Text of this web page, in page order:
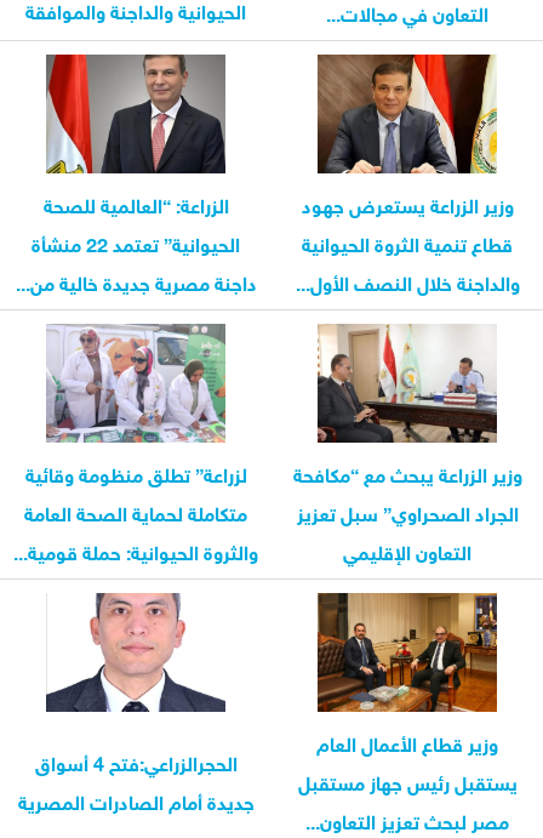
التعاون في مجالات...
الحيوانية والداجنة والموافقة
على ...
وزير الزراعة يستعرض جهود
قطاع تنمية الثروة الحيوانية
والداجنة خلال النصف الأول...
الزراعة: “العالمية للصحة
الحيوانية” تعتمد 22 منشأة
داجنة مصرية جديدة خالية من...
وزير الزراعة يبحث مع “مكافحة
الجراد الصحراوي” سبل تعزيز
التعاون الإقليمي
لزراعة” تطلق منظومة وقائية
متكاملة لحماية الصحة العامة
والثروة الحيوانية: حملة قومية...
وزير قطاع الأعمال العام
يستقبل رئيس جهاز مستقبل
مصر لبحث تعزيز التعاون...
الحجرالزراعي:فتح 4 أسواق
جديدة أمام الصادرات المصرية